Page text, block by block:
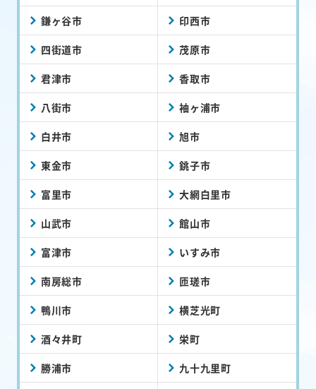
鎌ヶ谷市 印西市
四街道市 茂原市
君津市 香取市
八街市 袖ヶ浦市
白井市 旭市
東金市 銚子市
富里市 大網白里市
山武市 館山市
富津市 いすみ市
南房総市 匝瑳市
鴨川市 横芝光町
酒々井町 栄町
勝浦市 九十九里町